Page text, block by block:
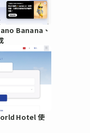
Banana、
Hotel 使